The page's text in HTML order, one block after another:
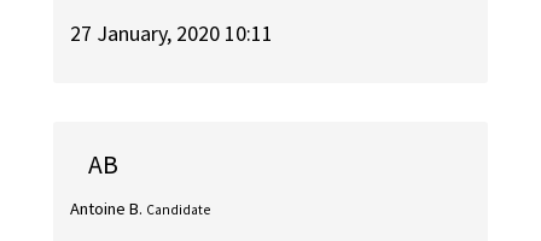
27 January, 2020 10:11
AB
Antoine B. Candidate